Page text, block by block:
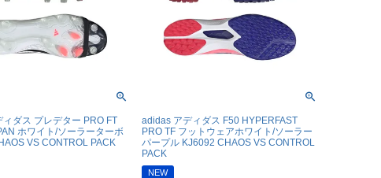
ダス プレデター PRO FT
ホワイト/ソーラーターボ
VS CONTROL PACK
adidas アディダス F50 HYPERFAST
PRO TF フットウェアホワイト/ソーラー
パープル KJ6092 CHAOS VS CONTROL
PACK
NEW